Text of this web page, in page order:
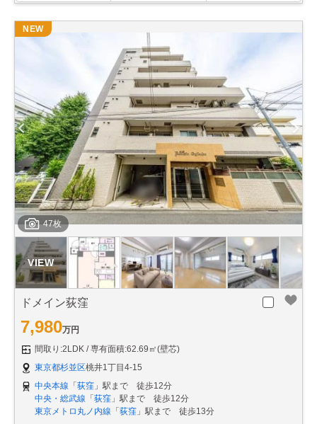
47枚
NEW
ドメイン荻窪
7,980万円
間取り:2LDK
専有面積:62.69㎡(壁芯)
東京都杉並区桃井1丁目4-15
中央本線 「 荻窪 」駅まで 徒歩12分
中央・総武線 「 荻窪 」駅まで 徒歩12分
東京メトロ丸ノ内線 「 荻窪 」駅まで 徒歩13分